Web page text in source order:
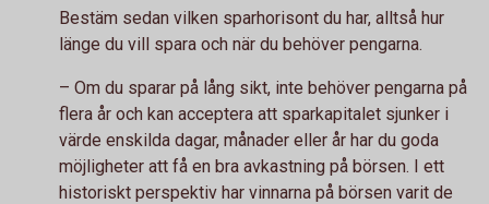
Bestäm sedan vilken sparhorisont du har, alltså hur
länge du vill spara och när du behöver pengarna.
– Om du sparar på lång sikt, inte behöver pengarna på
flera år och kan acceptera att sparkapitalet sjunker i
värde enskilda dagar, månader eller år har du goda
möjligheter att få en bra avkastning på börsen. I ett
historiskt perspektiv har vinnarna på börsen varit de